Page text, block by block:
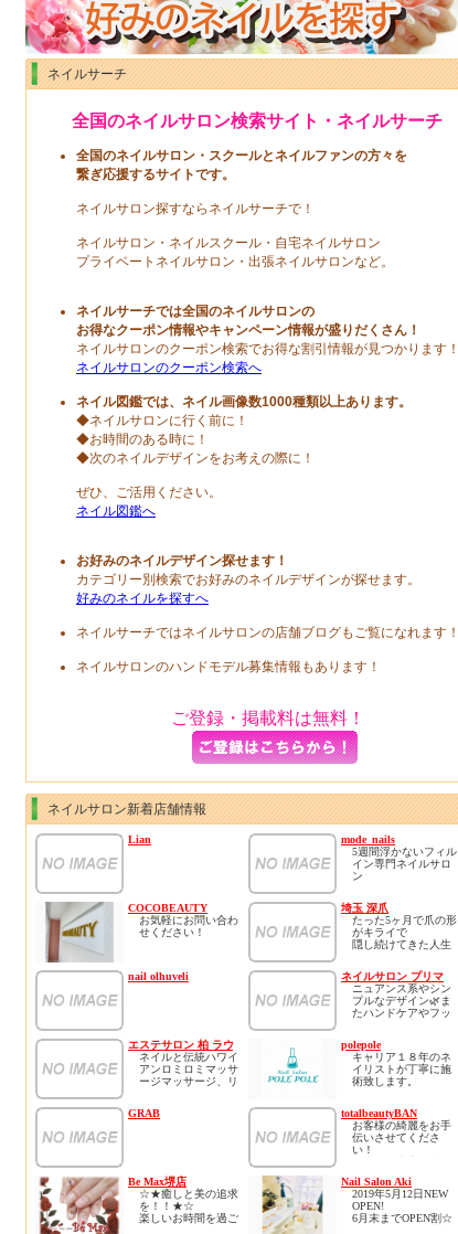
ネイルサーチ
全国のネイルサロン検索サイト・ネイルサーチ
全国のネイルサロン・スクールとネイルファンの方々を
繋ぎ応援するサイトです。
ネイルサロン探すならネイルサーチで！
ネイルサロン・ネイルスクール・自宅ネイルサロン
プライベートネイルサロン・出張ネイルサロンなど。
ネイルサーチでは全国のネイルサロンの
お得なクーポン情報やキャンペーン情報が盛りだくさん！
ネイルサロンのクーポン検索でお得な割引情報が見つかります！
ネイルサロンのクーポン検索へ
ネイル図鑑では、ネイル画像数1000種類以上あります。
◆ネイルサロンに行く前に！
◆お時間のある時に！
◆次のネイルデザインをお考えの際に！
ぜひ、ご活用ください。
ネイル図鑑へ
お好みのネイルデザイン探せます！
カテゴリー別検索でお好みのネイルデザインが探せます。
好みのネイルを探すへ
ネイルサーチではネイルサロンの店舗ブログもご覧になれます！
ネイルサロンのハンドモデル募集情報もあります！
ご登録・掲載料は無料！
ネイルサロン新着店舗情報
Lian
mode_nails
5週間浮かないフィル
イン専門ネイルサロ
ン
✧あなたの爪を痛
む・薄くなるから解
放します
✧縦長爪美爪に育て
ます
完備でお子様も安心
COCOBEAUTY
お気軽にお問い合わ
せください！
ます！
埼玉 深爪
たった5ヶ月で爪の形
がキライで
隠し続けてきた人生
見せずにはいられな
い程
美しい指先に生まれ
変わるサロン
nail olhuveli
ネイルサロン プリマ
ニュアンス系やシン
プルなデザイン🌿ま
たハンドケアやフッ
に合ったお手入れを
ご提案させて頂きま
す❤️完全個室の
privateな空間でゆっ
い♩
▫︎駐車場1台有り🚗
お車、自転車、バイ
ク等でお越しの場合
駐車場ご案内します
のでお教えくださ
い。
エステサロン 柏 ラウレアオハナ
ネイルと伝統ハワイ
アンロミロミマッサ
ージマッサージ、リ
ウレアオハナ」
さい
ストレス社会に生き
ているあなた リゾ
ートサロンで贅沢な
時間を心ゆくまでご
polepole
キャリア１８年のネ
イリストが丁寧に施
術致します。
ンにも対応。
ヘアサロン併設なの
で同時にヘアメニュ
ーもご利用いただけ
GRAB
totalbeautyBAN
お客様の綺麗をお手
伝いさせてくださ
い！
Be Max堺店
☆★癒しと美の追求
を！！★☆
楽しいお時間を過ご
Nail Salon Aki
2019年5月12日NEW
OPEN!
6月末までOPEN割☆